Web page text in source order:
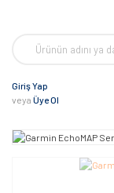
Giriş Yap
veya Üye Ol